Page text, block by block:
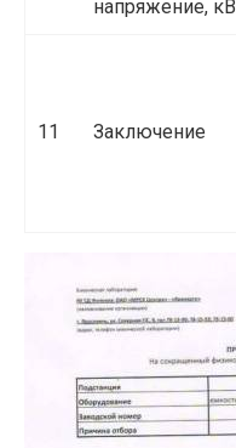
напряжение, кВ
11 Заключение